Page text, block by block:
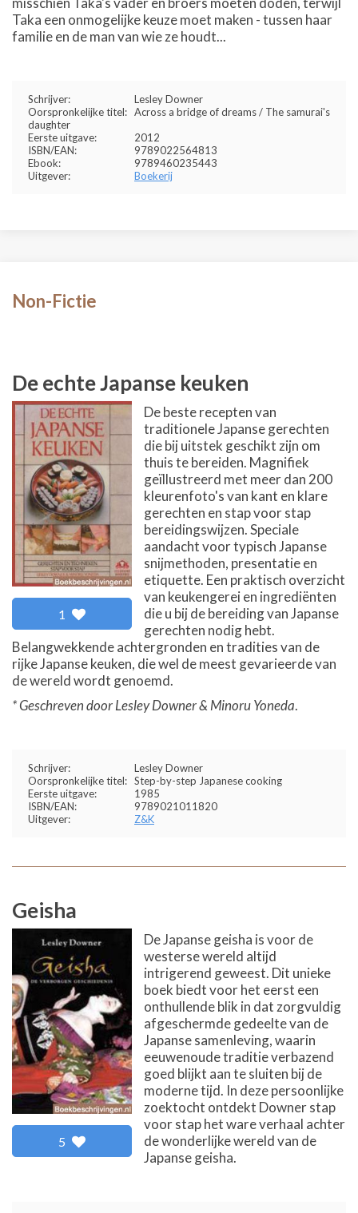
Taka een onmogelijke keuze moet maken - tussen haar
familie en de man van wie ze houdt...
Schrijver:
Lesley Downer
Oorspronkelijke titel: Across a bridge of dreams / The samurai's
daughter
Eerste uitgave:
2012
ISBN/EAN:
9789022564813
Ebook:
9789460235443
Uitgever:
Boekerij
Non-Fictie
De echte Japanse keuken
1
De beste recepten van
traditionele Japanse gerechten
die bij uitstek geschikt zijn om
thuis te bereiden. Magnifiek
geïllustreerd met meer dan 200
kleurenfoto's van kant en klare
gerechten en stap voor stap
bereidingswijzen. Speciale
aandacht voor typisch Japanse
snijmethoden, presentatie en
etiquette. Een praktisch overzicht
van keukengerei en ingrediënten
die u bij de bereiding van Japanse
gerechten nodig hebt.
Belangwekkende achtergronden en tradities van de
rijke Japanse keuken, die wel de meest gevarieerde van
de wereld wordt genoemd.
* Geschreven door Lesley Downer & Minoru Yoneda.
Schrijver:
Lesley Downer
Oorspronkelijke titel: Step-by-step Japanese cooking
Eerste uitgave:
1985
ISBN/EAN:
9789021011820
Uitgever:
Z&K
Geisha
5
De Japanse geisha is voor de
westerse wereld altijd
intrigerend geweest. Dit unieke
boek biedt voor het eerst een
onthullende blik in dat zorgvuldig
afgeschermde gedeelte van de
Japanse samenleving, waarin
eeuwenoude traditie verbazend
goed blijkt aan te sluiten bij de
moderne tijd. In deze persoonlijke
zoektocht ontdekt Downer stap
voor stap het ware verhaal achter
de wonderlijke wereld van de
Japanse geisha.